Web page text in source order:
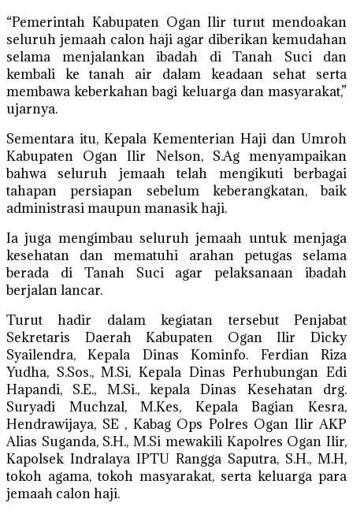
“Pemerintah Kabupaten Ogan Ilir turut mendoakan
seluruh jemaah calon haji agar diberikan kemudahan
selama menjalankan ibadah di Tanah Suci dan
kembali ke tanah air dalam keadaan sehat serta
membawa keberkahan bagi keluarga dan masyarakat,”
ujarnya.
Sementara itu, Kepala Kementerian Haji dan Umroh
Kabupaten Ogan Ilir Nelson, S.Ag menyampaikan
bahwa seluruh jemaah telah mengikuti berbagai
tahapan persiapan sebelum keberangkatan, baik
administrasi maupun manasik haji.
Ia juga mengimbau seluruh jemaah untuk menjaga
kesehatan dan mematuhi arahan petugas selama
berada di Tanah Suci agar pelaksanaan ibadah
berjalan lancar.
Turut hadir dalam kegiatan tersebut Penjabat
Sekretaris Daerah Kabupaten Ogan Ilir Dicky
Syailendra, Kepala Dinas Kominfo. Ferdian Riza
Yudha, S.Sos., M.Si, Kepala Dinas Perhubungan Edi
Hapandi, S.E., M.Si., kepala Dinas Kesehatan drg.
Suryadi Muchzal, M.Kes, Kepala Bagian Kesra,
Hendrawijaya, SE , Kabag Ops Polres Ogan Ilir AKP
Alias Suganda, S.H., M.Si mewakili Kapolres Ogan Ilir,
Kapolsek Indralaya IPTU Rangga Saputra, S.H., M.H,
tokoh agama, tokoh masyarakat, serta keluarga para
jemaah calon haji.